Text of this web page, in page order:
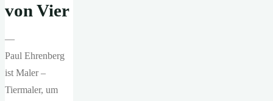
von Vier
—
Paul Ehrenberg
ist Maler –
Tiermaler, um